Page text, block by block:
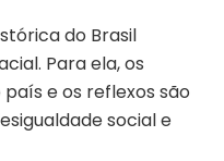
do Brasil
Para ela, os
e os reflexos são
social e